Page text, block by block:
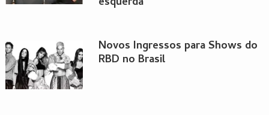
Novos Ingressos para Shows do
RBD no Brasil